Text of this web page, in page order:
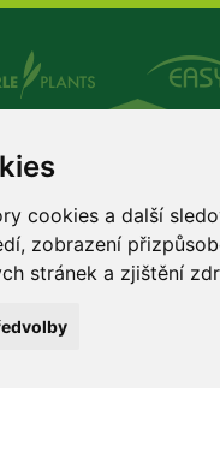
cookies a další
zobrazení
stránek a zjištění